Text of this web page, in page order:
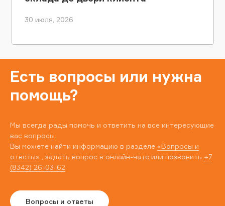
30 июля, 2026
Есть вопросы или нужна
помощь?
Мы всегда рады помочь и ответить на все интересующие
вас вопросы.
Вы можете найти информацию в разделе «Вопросы и
ответы» , задать вопрос в онлайн-чате или позвонить +7
(8342) 26-03-62
Вопросы и ответы